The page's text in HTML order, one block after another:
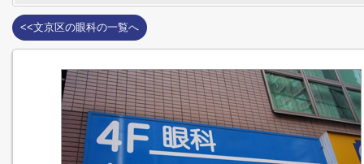
<<文京区の眼科の一覧へ